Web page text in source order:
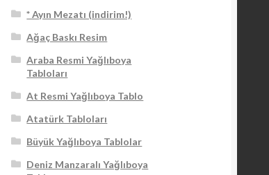
* Ayın Mezatı (indirim!)
Ağaç Baskı Resim
Araba Resmi Yağlıboya
Tabloları
At Resmi Yağlıboya Tablo
Atatürk Tabloları
Büyük Yağlıboya Tablolar
Deniz Manzaralı Yağlıboya